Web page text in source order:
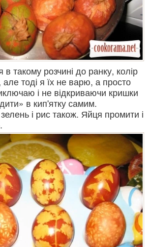
такому розчині до ранку, колір
тоді я їх не варю, а просто
і не відкриваючи кришки
в кип'ятку самим.
і рис також. Яйця промити і